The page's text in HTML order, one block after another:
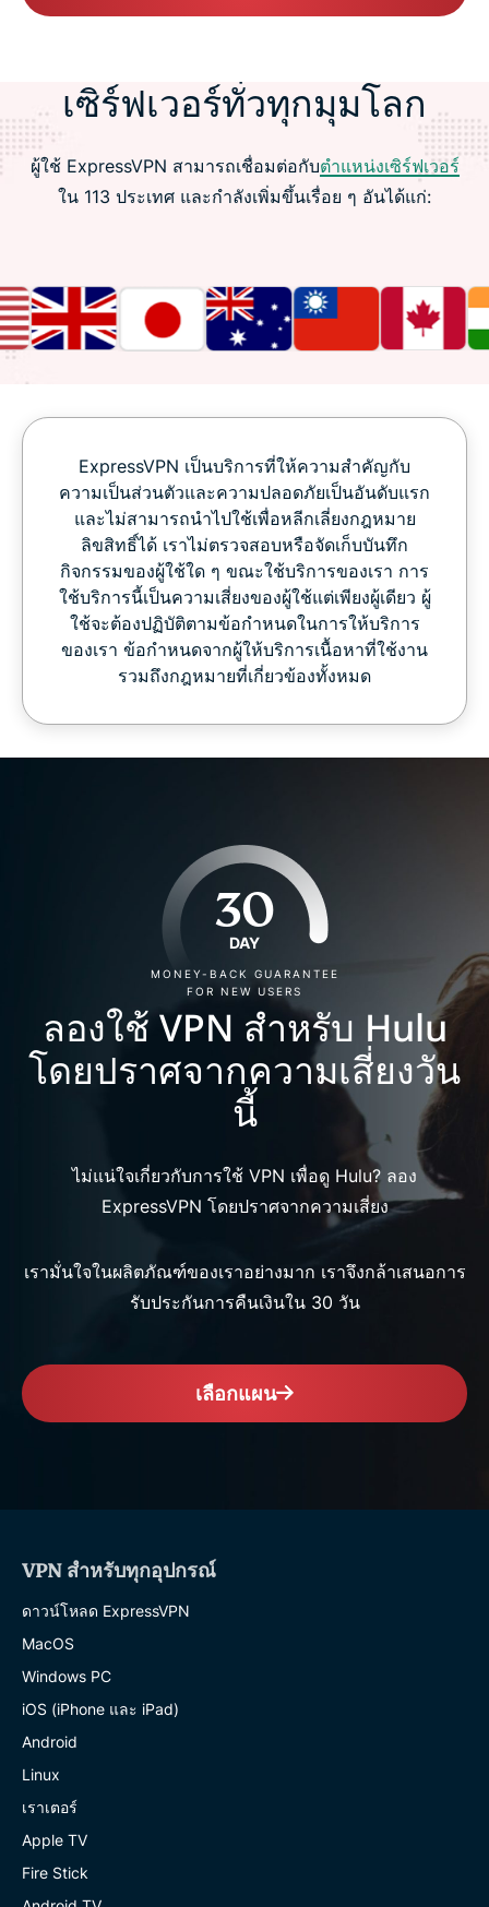
เซิร์ฟเวอร์ทั่วทุกมุมโลก
ผู้ใช้ ExpressVPN สามารถเชื่อมต่อกับตำแหน่งเซิร์ฟเวอร์
ใน 113 ประเทศ และกำลังเพิ่มขึ้นเรื่อย ๆ อันได้แก่:
ExpressVPN เป็นบริการที่ให้ความสำคัญกับ
ความเป็นส่วนตัวและความปลอดภัยเป็นอันดับแรก
และไม่สามารถนำไปใช้เพื่อหลีกเลี่ยงกฎหมาย
ลิขสิทธิ์ได้ เราไม่ตรวจสอบหรือจัดเก็บบันทึก
กิจกรรมของผู้ใช้ใด ๆ ขณะใช้บริการของเรา การ
ใช้บริการนี้เป็นความเสี่ยงของผู้ใช้แต่เพียงผู้เดียว ผู้
ใช้จะต้องปฏิบัติตามข้อกำหนดในการให้บริการ
ของเรา ข้อกำหนดจากผู้ให้บริการเนื้อหาที่ใช้งาน
รวมถึงกฎหมายที่เกี่ยวข้องทั้งหมด
30
DAY
MONEY-BACK GUARANTEE
FOR NEW USERS
ลองใช้ VPN สำหรับ Hulu
โดยปราศจากความเสี่ยงวัน
นี้
ไม่แน่ใจเกี่ยวกับการใช้ VPN เพื่อดู Hulu? ลอง
ExpressVPN โดยปราศจากความเสี่ยง
เรามั่นใจในผลิตภัณฑ์ของเราอย่างมาก เราจึงกล้าเสนอการ
รับประกันการคืนเงินใน 30 วัน
เลือกแผน
VPN สำหรับทุกอุปกรณ์
ดาวน์โหลด ExpressVPN
MacOS
Windows PC
iOS (iPhone และ iPad)
Android
Linux
เราเตอร์
Apple TV
Fire Stick